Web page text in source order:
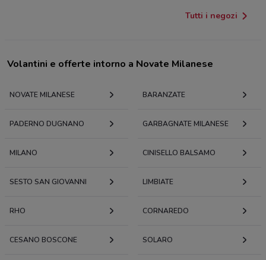
Tutti i negozi
Volantini e offerte intorno a Novate Milanese
NOVATE MILANESE BARANZATE
PADERNO DUGNANO GARBAGNATE MILANESE
MILANO CINISELLO BALSAMO
SESTO SAN GIOVANNI LIMBIATE
RHO CORNAREDO
CESANO BOSCONE SOLARO